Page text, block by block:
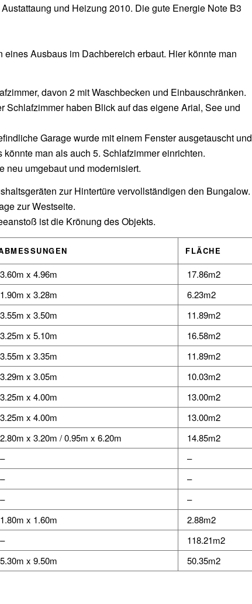
und Heizung 2010. Die gute Energie Note B3
Ausbaus im Dachbereich erbaut. Hier könnte man
davon 2 mit Waschbecken und Einbauschränken.
Schlafzimmer haben Blick auf das eigene Arial, See und
Garage wurde mit einem Fenster ausgetauscht und
man als auch 5. Schlafzimmer einrichten.
neu umgebaut und modernisiert.
zur Hintertüre vervollständigen den Bungalow.
zur Westseite.
ist die Krönung des Objekts.
FLÄCHE
3.60m x 4.96m
17.86m2
1.90m x 3.28m
6.23m2
3.55m x 3.50m
11.89m2
3.25m x 5.10m
16.58m2
3.55m x 3.35m
11.89m2
3.29m x 3.05m
10.03m2
3.25m x 4.00m
13.00m2
3.25m x 4.00m
13.00m2
2.80m x 3.20m / 0.95m x 6.20m
14.85m2
–
–
–
–
–
–
1.80m x 1.60m
2.88m2
–
118.21m2
5.30m x 9.50m 50.35m2